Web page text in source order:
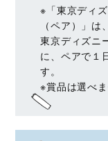
※「東京ディ
（ペア）」
東京ディズニ
に、ペアで１
す。
※賞品は選べま